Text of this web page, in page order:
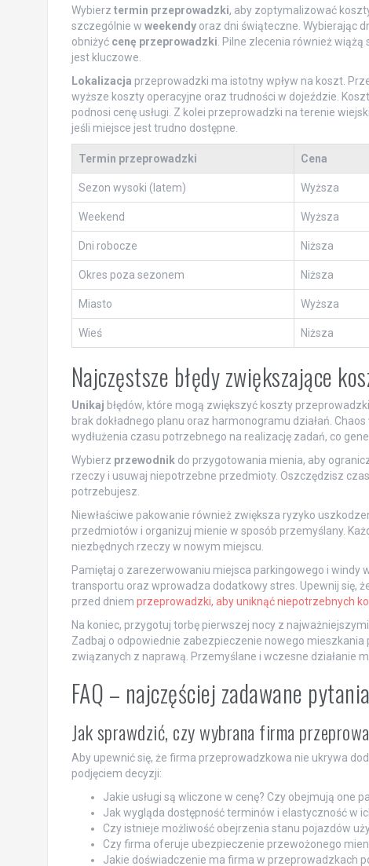
Wybierz termin przeprowadzki, aby zoptymalizować
szczególnie w weekendyoraz dni świąteczne. Wybierając
obniżyć cenę przeprowadzki . Pilne zlecenia również
jest kluczowe.
Lokalizacja przeprowadzki ma istotny wpływ na koszt.
wyższe koszty operacyjne oraz trudności w dojeździe.
podnosi cenę usługi. Z kolei przeprowadzki na terenie
jeśli miejsce jest trudno dostępne.
Termin przeprowadzki Cena
Sezon wysoki (latem) Wyższa
Weekend Wyższa
Dni robocze Niższa
Okres poza sezonem Niższa
Miasto Wyższa
Wieś Niższa
Najczęstsze błędy zwiększające
Unikaj błędów, które mogą zwiększyć koszty
brak dokładnego planu oraz harmonogramu działań.
wydłużenia czasu potrzebnego na realizację zadań, co
Wybierz przewodnikdo przygotowania mienia, aby
rzeczy i usuwaj niepotrzebne przedmioty. Oszczędzisz
potrzebujesz.
Niewłaściwe pakowanie również zwiększa ryzyko
przedmiotów i organizuj mienie w sposób przemyślany.
niezbędnych rzeczy w nowym miejscu.
Pamiętaj o zarezerwowaniu miejsca parkingowego i windy
transportu oraz wprowadza dodatkowy stres. Upewnij się,
przed dniem przeprowadzki, aby uniknąć niepotrzebnych
Na koniec, przygotuj torbę pierwszej nocy z
Zadbaj o odpowiednie zabezpieczenie nowego
związanych z naprawą. Przemyślane i wczesne działanie
FAQ – najczęściej zadawane pytania
Jak sprawdzić, czy wybrana firma
Aby upewnić się, że firma przeprowadzkowa nie ukrywa
podjęciem decyzji:
Jakie usługi są wliczone w cenę? Czy obejmują one
Jak wygląda dostępność terminów i elastyczność w
Czy istnieje możliwość obejrzenia stanu pojazdów
Czy firma oferuje ubezpieczenie przewożonego
Jakie doświadczenie ma firma w przeprowadzkach